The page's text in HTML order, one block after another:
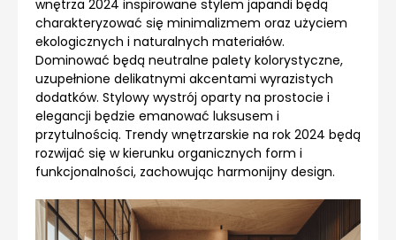
wnętrza 2024 inspirowane stylem japandi będą
charakteryzować się minimalizmem oraz użyciem
ekologicznych i naturalnych materiałów.
Dominować będą neutralne palety kolorystyczne,
uzupełnione delikatnymi akcentami wyrazistych
dodatków. Stylowy wystrój oparty na prostocie i
elegancji będzie emanować luksusem i
przytulnością. Trendy wnętrzarskie na rok 2024 będą
rozwijać się w kierunku organicznych form i
funkcjonalności, zachowując harmonijny design.